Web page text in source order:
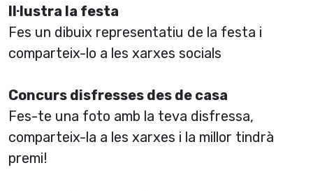
Il·lustra la festa
Fes un dibuix representatiu de la festa i
comparteix-lo a les xarxes socials
Concurs disfresses des de casa
Fes-te una foto amb la teva disfressa,
comparteix-la a les xarxes i la millor tindrà
premi!